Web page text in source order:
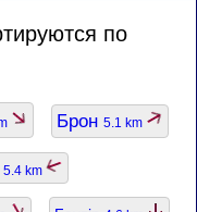
по
Брон 5.1 km
5.4 km